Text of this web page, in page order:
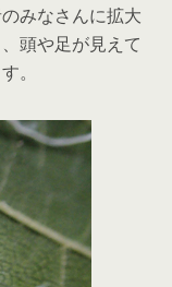
みなさんに拡大
頭や足が見えて
。